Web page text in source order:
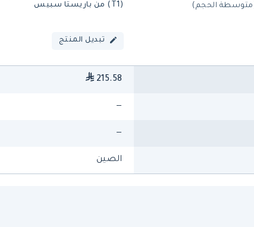
الحجم)
(T1) من باريستا سبيس
تبديل المنتج
215.58
—
—
الصين